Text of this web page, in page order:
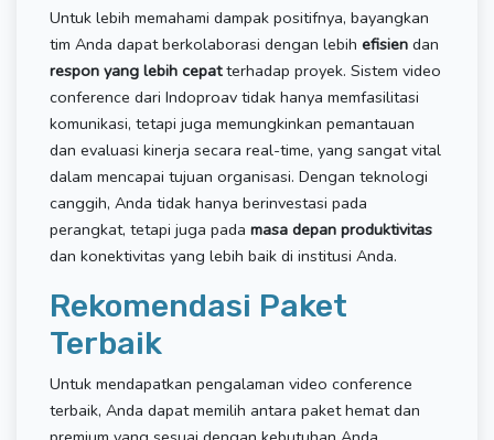
Untuk lebih memahami dampak positifnya, bayangkan
tim Anda dapat berkolaborasi dengan lebih efisien dan
respon yang lebih cepatterhadap proyek. Sistem video
conference dari Indoproav tidak hanya memfasilitasi
komunikasi, tetapi juga memungkinkan pemantauan
dan evaluasi kinerja secara real-time, yang sangat vital
dalam mencapai tujuan organisasi. Dengan teknologi
canggih, Anda tidak hanya berinvestasi pada
perangkat, tetapi juga pada masa depan produktivitas
dan konektivitas yang lebih baik di institusi Anda.
Rekomendasi Paket
Terbaik
Untuk mendapatkan pengalaman video conference
terbaik, Anda dapat memilih antara paket hemat dan